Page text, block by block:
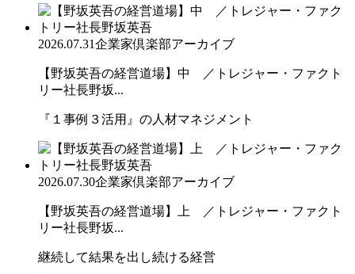
2026.07.31企業家倶楽部アーカイブ
【野坂英吾の経営道場】中 ／トレジャー・ファクト
リー社長野坂...
『１事例３活用』の人材マネジメント
2026.07.30企業家倶楽部アーカイブ
【野坂英吾の経営道場】上 ／トレジャー・ファクト
リー社長野坂...
継続して結果を出し続ける経営